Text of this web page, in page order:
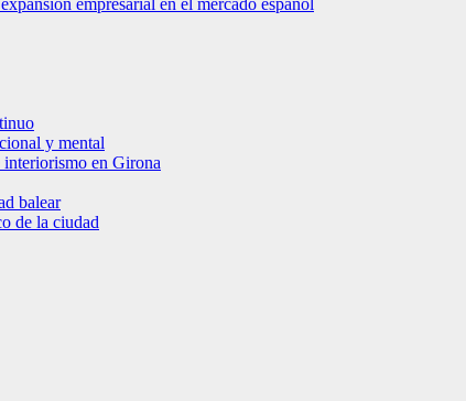
empresarial en el mercado español
y mental
interiorismo en Girona
balear
de la ciudad